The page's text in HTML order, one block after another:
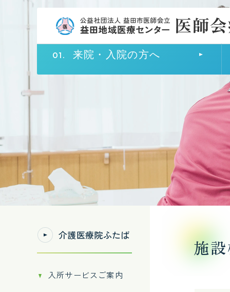
来院・入院の方へ
施
介護医療院ふたば
入所サービスご案内